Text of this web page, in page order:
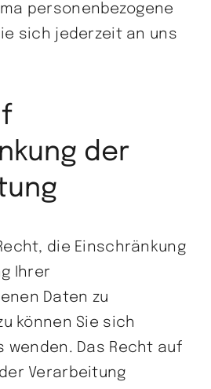
personenbezogene
sich jederzeit an uns
der
die Einschränkung
Ihrer
Daten zu
können Sie sich
wenden. Das Recht auf
Verarbeitung